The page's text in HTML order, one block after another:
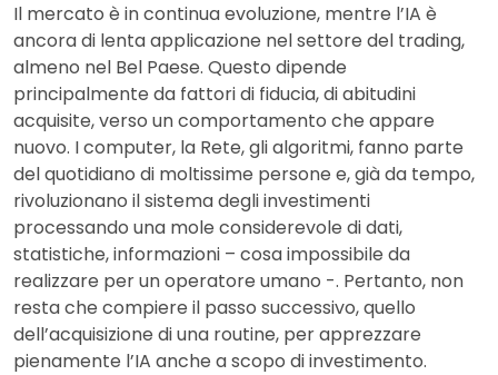
Il mercato è in continua evoluzione, mentre l’IA è
ancora di lenta applicazione nel settore del trading,
almeno nel Bel Paese. Questo dipende
principalmente da fattori di fiducia, di abitudini
acquisite, verso un comportamento che appare
nuovo. I computer, la Rete, gli algoritmi, fanno parte
del quotidiano di moltissime persone e, già da tempo,
rivoluzionano il sistema degli investimenti
processando una mole considerevole di dati,
statistiche, informazioni – cosa impossibile da
realizzare per un operatore umano -. Pertanto, non
resta che compiere il passo successivo, quello
dell’acquisizione di una routine, per apprezzare
pienamente l’IA anche a scopo di investimento.